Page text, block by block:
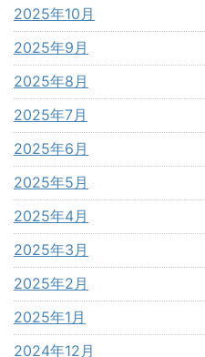
2025年10月
2025年9月
2025年8月
2025年7月
2025年6月
2025年5月
2025年4月
2025年3月
2025年2月
2025年1月
2024年12月